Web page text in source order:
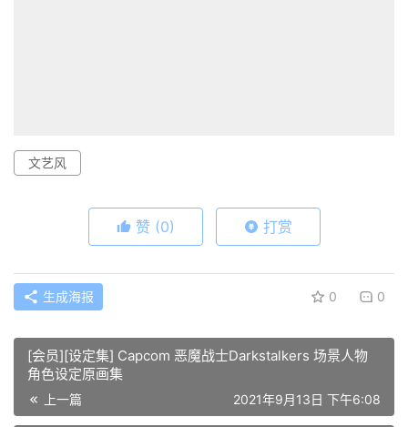
文艺风
赞 (0) 打赏
生成海报 0 0
[会员][设定集] Capcom 恶魔战士Darkstalkers 场景人物
角色设定原画集
上一篇 2021年9月13日 下午6:08